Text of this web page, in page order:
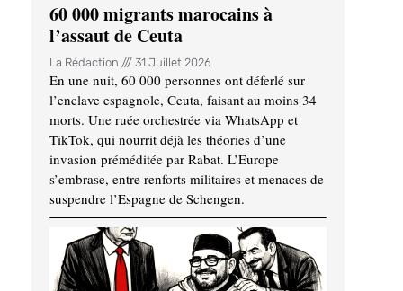
60 000 migrants marocains à
l’assaut de Ceuta
La Rédaction 31 Juillet 2026
En une nuit, 60 000 personnes ont déferlé sur
l’enclave espagnole, Ceuta, faisant au moins 34
morts. Une ruée orchestrée via WhatsApp et
TikTok, qui nourrit déjà les théories d’une
invasion préméditée par Rabat. L’Europe
s’embrase, entre renforts militaires et menaces de
suspendre l’Espagne de Schengen.